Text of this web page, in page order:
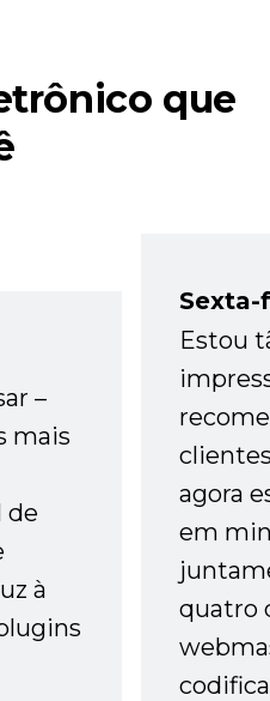
que
–
mais
de
à
Sexta-
Estou
agora
em
quatro